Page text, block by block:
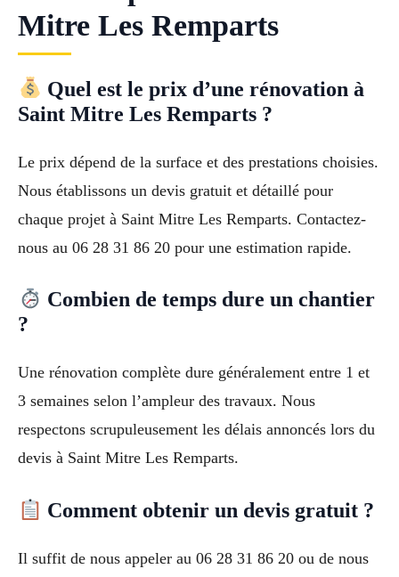
Mitre Les Remparts
Quel est le prix d’une rénovation à
Saint Mitre Les Remparts ?
Le prix dépend de la surface et des prestations choisies.
Nous établissons un devis gratuit et détaillé pour
chaque projet à Saint Mitre Les Remparts. Contactez-
nous au 06 28 31 86 20 pour une estimation rapide.
Combien de temps dure un chantier
?
Une rénovation complète dure généralement entre 1 et
3 semaines selon l’ampleur des travaux. Nous
respectons scrupuleusement les délais annoncés lors du
devis à Saint Mitre Les Remparts.
Comment obtenir un devis gratuit ?
Il suffit de nous appeler au 06 28 31 86 20 ou de nous